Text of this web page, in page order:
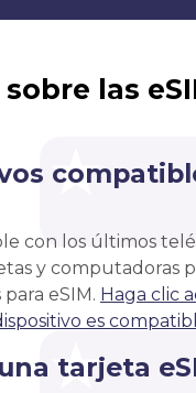
las
con los últimos
y computadoras
eSIM. Haga clic
es
tarjeta